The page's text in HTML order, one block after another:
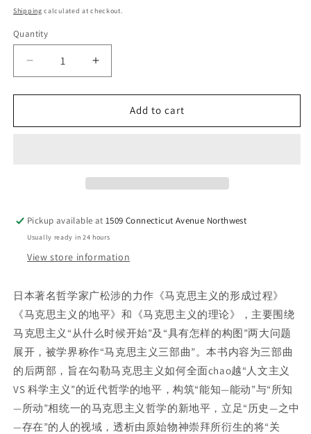
price
Shipping calculated at checkout.
Quantity
Decrease
quantity
for
代
丛:
克
主
义
的
哲
学
Increase
quantity
for
代
棱
丛:
克
主
义
的
哲
学
Add to cart
Pickup available at1509 Connecticut Avenue Northwest
Usually ready in 24 hours
View store information
日本著名哲学家广松涉的力作《马克思主义的形成过程》
《马克思主义的地平》和《马克思主义的理论》，主要围绕
马克思主义“从什么时候开始”及“具有怎样的构图”两大问题
展开，被学界称作“马克思主义三部曲”。本书内容为三部曲
的后两部，旨在勾勒马克思主义如何全面chao越“人文主义
VS 科学主义”的近代哲学的地平，构筑“能知—能动”与“所知
—所动”相统一的马克思主义哲学的新地平，立足“历史—之中
—存在”的人的视域，透析由原始物神崇拜所衍生的将“关